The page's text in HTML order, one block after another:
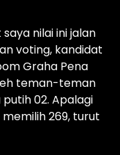
nilai ini jalan
voting, kandidat
Graha Pena
teman-teman
02. Apalagi
269, turut